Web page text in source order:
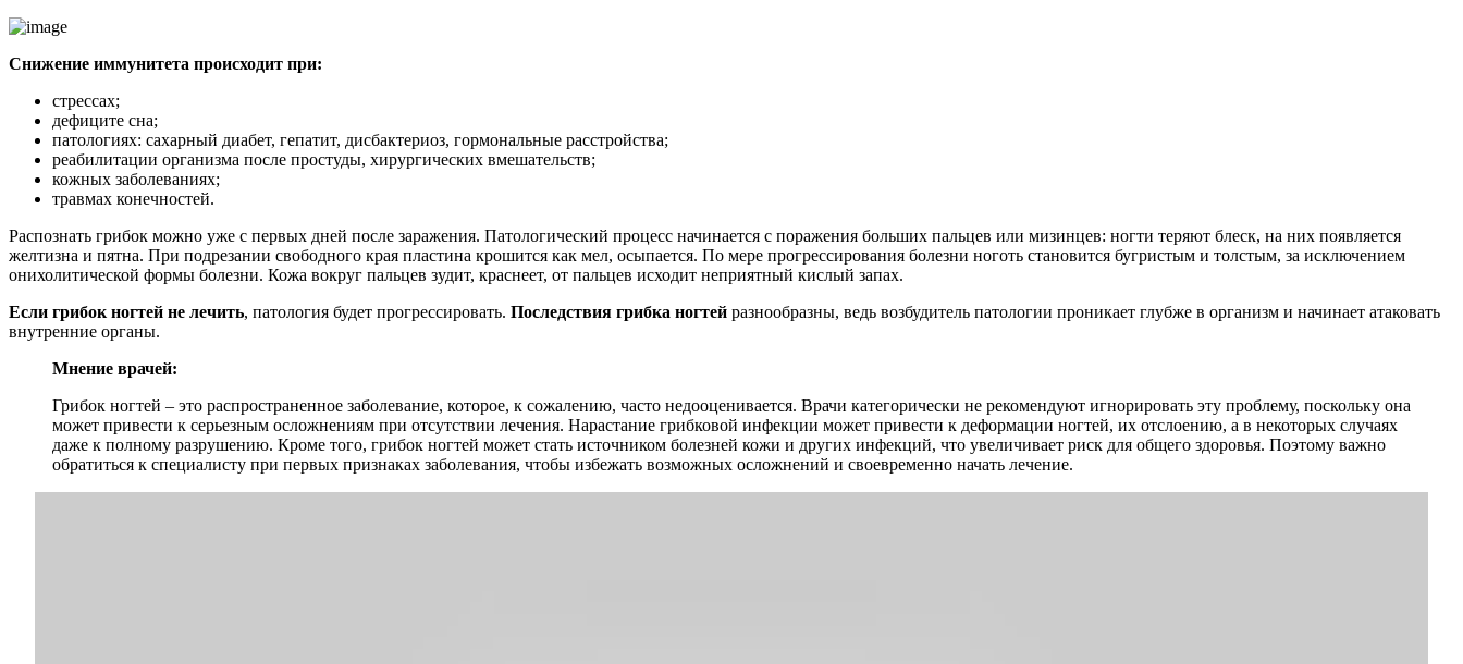
Снижение иммунитета происходит при:
стрессах;
дефиците сна;
патологиях: сахарный диабет, гепатит, дисбактериоз, гормональные расстройства;
реабилитации организма после простуды, хирургических вмешательств;
кожных заболеваниях;
травмах конечностей.
Распознать грибок можно уже с первых дней после заражения. Патологический процесс начинается с поражения больших пальцев или мизинцев: ногти теряют блеск, на них появляется
желтизна и пятна. При подрезании свободного края пластина крошится как мел, осыпается. По мере прогрессирования болезни ноготь становится бугристым и толстым, за исключением
онихолитической формы болезни. Кожа вокруг пальцев зудит, краснеет, от пальцев исходит неприятный кислый запах.
Если грибок ногтей не лечить, патология будет прогрессировать. Последствия грибка ногтей разнообразны, ведь возбудитель патологии проникает глубже в организм и начинает атаковать
внутренние органы.
Мнение врачей:
Грибок ногтей – это распространенное заболевание, которое, к сожалению, часто недооценивается. Врачи категорически не рекомендуют игнорировать эту проблему, поскольку она
может привести к серьезным осложнениям при отсутствии лечения. Нарастание грибковой инфекции может привести к деформации ногтей, их отслоению, а в некоторых случаях
даже к полному разрушению. Кроме того, грибок ногтей может стать источником болезней кожи и других инфекций, что увеличивает риск для общего здоровья. Поэтому важно
обратиться к специалисту при первых признаках заболевания, чтобы избежать возможных осложнений и своевременно начать лечение.